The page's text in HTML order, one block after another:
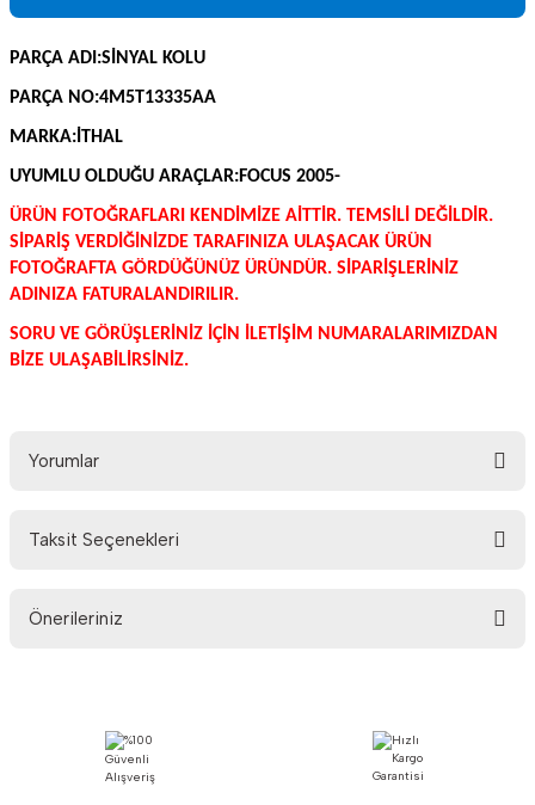
PARÇA ADI:SİNYAL KOLU
PARÇA NO:4M5T13335AA
MARKA:İTHAL
UYUMLU OLDUĞU ARAÇLAR:FOCUS 2005-
ÜRÜN FOTOĞRAFLARI KENDİMİZE AİTTİR. TEMSİLİ DEĞİLDİR.
SİPARİŞ VERDİĞİNİZDE TARAFINIZA ULAŞACAK ÜRÜN
FOTOĞRAFTA GÖRDÜĞÜNÜZ ÜRÜNDÜR. SİPARİŞLERİNİZ
ADINIZA FATURALANDIRILIR.
SORU VE GÖRÜŞLERİNİZ İÇİN İLETİŞİM NUMARALARIMIZDAN
BİZE ULAŞABİLİRSİNİZ.
Yorumlar
Taksit Seçenekleri
Önerileriniz
Görüş ve önerileriniz için teşekkür ederiz.